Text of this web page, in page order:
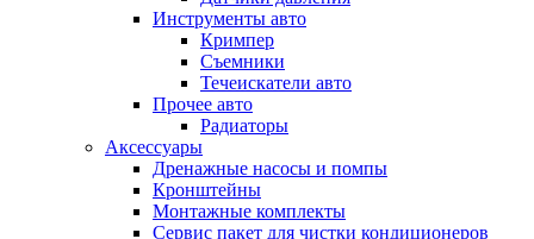
Инструменты авто
Кримпер
Съемники
Течеискатели авто
Прочее авто
Радиаторы
Аксессуары
Дренажные насосы и помпы
Кронштейны
Монтажные комплекты
Сервис пакет для чистки кондиционеров